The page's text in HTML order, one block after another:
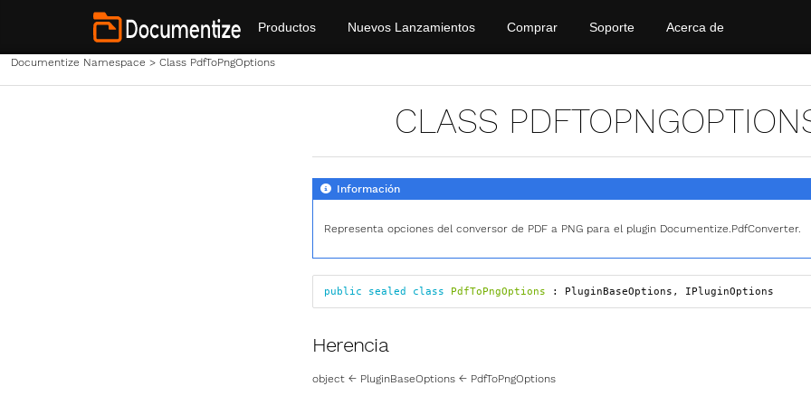
Productos Nuevos Lanzamientos Comprar Soporte Acerca de
Documentize Namespace > Class PdfToPngOptions
CLASS
Información
Representa opciones del conversor de PDF a PNG para el plugin Documentize.PdfConverter.
public sealed class PdfToPngOptions : PluginBaseOptions , IPluginOptions
Herencia
object← PluginBaseOptions← PdfToPngOptions